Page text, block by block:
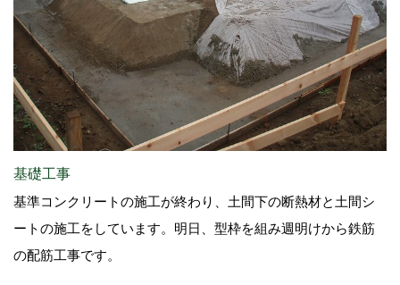
基礎工事
基準コンクリートの施工が終わり、土間下の断熱材と土間シ
ートの施工をしています。明日、型枠を組み週明けから鉄筋
の配筋工事です。